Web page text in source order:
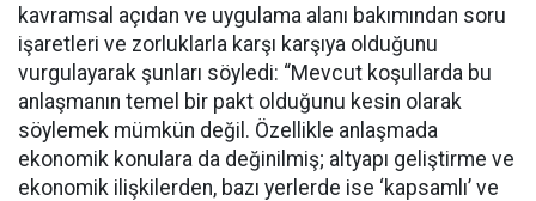
kavramsal açıdan ve uygulama alanı bakımından soru
işaretleri ve zorluklarla karşı karşıya olduğunu
vurgulayarak şunları söyledi: “Mevcut koşullarda bu
anlaşmanın temel bir pakt olduğunu kesin olarak
söylemek mümkün değil. Özellikle anlaşmada
ekonomik konulara da değinilmiş; altyapı geliştirme ve
ekonomik ilişkilerden, bazı yerlerde ise ‘kapsamlı’ ve